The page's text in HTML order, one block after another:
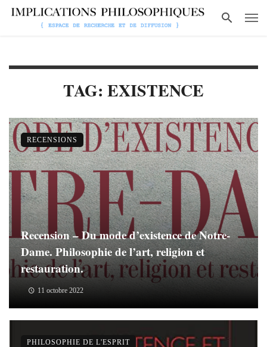
TAG: EXISTENCE
Recension – Du mode d’existence de Notre-
Dame. Philosophie de l’art, religion et
restauration.
11 octobre 2022
RECENSIONS
PHILOSOPHIE DE L'ESPRIT